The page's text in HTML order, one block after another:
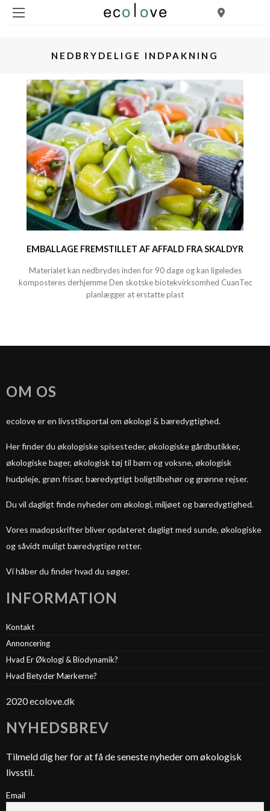
NEDBRYDELIGE INDPAKNING
EMBALLAGE FREMSTILLET AF AFFALD FRA SKALDYR
Materialet kan nedbrydes inden for 90 dage og kan ligeledes
komposteres derhjemme Den skotske biotekvirksomhed CuanTec
planlægger at erstatte plast
OM OS
ecolove er en livsstilsportal om økologi & bæredygtighed.
Her finder du økologiske spisesteder, økologiske gårdbutikker,
økologiske bager, økologisk tøj til børn og voksne, økologisk
hudpleje, grøn frisør, bæredygtigt boligtilbehør og grønne rejser.
Du vil dagligt finde nyheder om økologi, miljøet og bæredygtighed.
Vores madopskrifter bliver opdateret dagligt med sunde, økologiske
og såvidt muligt bæredygtige retter.
Vi håber du finder hvad du søger.
INFORMATION
Kontakt
Annoncering
Hvad Er Økologi & Biodynamik?
Hvad Betyder Mærkerne?
2020 ecolove.dk
NYHEDSBREV
Tilmeld dig her for at få de seneste nyheder om økologisk
livsstil.
Email